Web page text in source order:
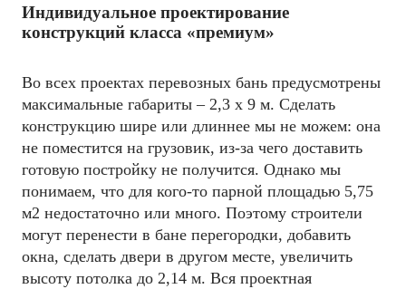
Индивидуальное проектирование
конструкций класса «премиум»
Во всех проектах перевозных бань предусмотрены
максимальные габариты – 2,3 х 9 м. Сделать
конструкцию шире или длиннее мы не можем: она
не поместится на грузовик, из-за чего доставить
готовую постройку не получится. Однако мы
понимаем, что для кого-то парной площадью 5,75
м2 недостаточно или много. Поэтому строители
могут перенести в бане перегородки, добавить
окна, сделать двери в другом месте, увеличить
высоту потолка до 2,14 м. Вся проектная